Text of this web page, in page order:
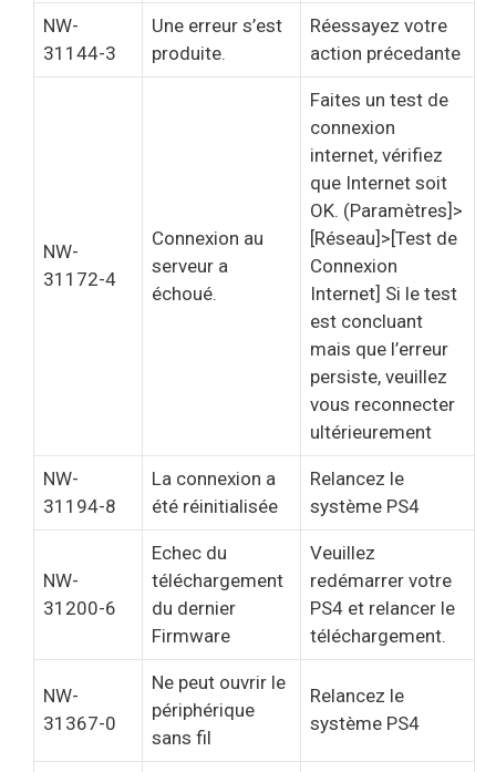
NW-
31144-3
Une erreur s’est
produite.
Réessayez votre
action précedante
NW-
31172-4
Connexion au
serveur a
échoué.
Faites un test de
connexion
internet, vérifiez
que Internet soit
OK. (Paramètres]>
[Réseau]>[Test de
Connexion
Internet] Si le test
est concluant
mais que l’erreur
persiste, veuillez
vous reconnecter
ultérieurement
NW-
31194-8
La connexion a
été réinitialisée
Relancez le
système PS4
NW-
31200-6
Echec du
téléchargement
du dernier
Firmware
Veuillez
redémarrer votre
PS4 et relancer le
téléchargement.
NW-
31367-0
Ne peut ouvrir le
périphérique
sans fil
Relancez le
système PS4